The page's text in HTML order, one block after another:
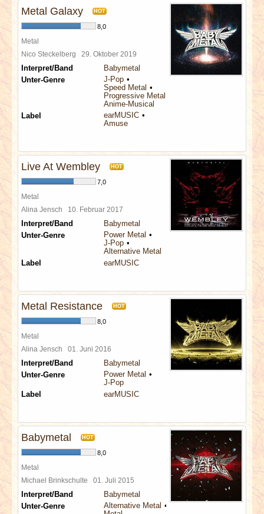
SPECIALS
REDAKTION
LINKS
ARCHIV
Metal Galaxy HOT
8,0
Metal
Nico Steckelberg 29. Oktober 2019
Interpret/Band
Babymetal
Unter-Genre
J-Pop
Speed Metal
Progressive Metal
Anime-Musical
Label
earMUSIC
Amuse
Live At Wembley HOT
7,0
Metal
Alina Jensch 10. Februar 2017
Interpret/Band
Babymetal
Unter-Genre
Power Metal
J-Pop
Alternative Metal
Label
earMUSIC
Metal Resistance HOT
8,0
Metal
Alina Jensch 01. Juni 2016
Interpret/Band
Babymetal
Unter-Genre
Power Metal
J-Pop
Label
earMUSIC
Babymetal HOT
8,0
Metal
Michael Brinkschulte 01. Juli 2015
Interpret/Band
Babymetal
Unter-Genre
Alternative Metal